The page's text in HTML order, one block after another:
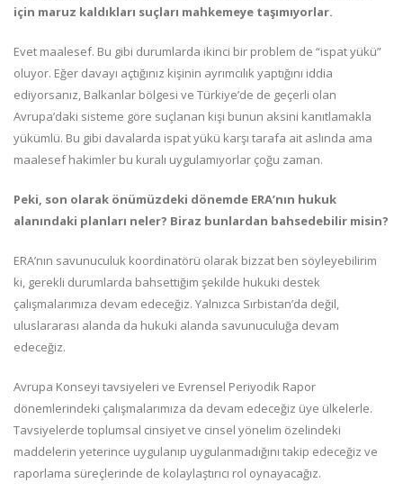
için maruz kaldıkları suçları mahkemeye taşımıyorlar.
Evet maalesef. Bu gibi durumlarda ikinci bir problem de “ispat yükü”
oluyor. Eğer davayı açtığınız kişinin ayrımcılık yaptığını iddia
ediyorsanız, Balkanlar bölgesi ve Türkiye’de de geçerli olan
Avrupa’daki sisteme göre suçlanan kişi bunun aksini kanıtlamakla
yükümlü. Bu gibi davalarda ispat yükü karşı tarafa ait aslında ama
maalesef hakimler bu kuralı uygulamıyorlar çoğu zaman.
Peki, son olarak önümüzdeki dönemde ERA’nın hukuk
alanındaki planları neler? Biraz bunlardan bahsedebilir misin?
ERA’nın savunuculuk koordinatörü olarak bizzat ben söyleyebilirim
ki, gerekli durumlarda bahsettiğim şekilde hukuki destek
çalışmalarımıza devam edeceğiz. Yalnızca Sırbistan’da değil,
uluslararası alanda da hukuki alanda savunuculuğa devam
edeceğiz.
Avrupa Konseyi tavsiyeleri ve Evrensel Periyodik Rapor
dönemlerindeki çalışmalarımıza da devam edeceğiz üye ülkelerle.
Tavsiyelerde toplumsal cinsiyet ve cinsel yönelim özelindeki
maddelerin yeterince uygulanıp uygulanmadığını takip edeceğiz ve
raporlama süreçlerinde de kolaylaştırıcı rol oynayacağız.